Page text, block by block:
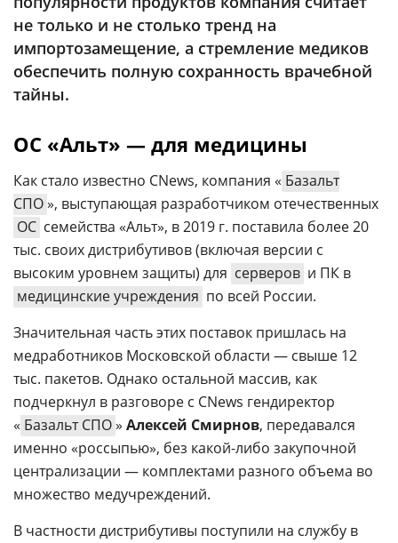
Об
издании
Вакансии
Max
Telegram
VK
Rutube
не только и не столько тренд на
импортозамещение, а стремление медиков
обеспечить полную сохранность врачебной
тайны.
ОС «Альт» — для медицины
Как стало известно CNews, компания « Базальт
СПО», выступающая разработчиком отечественных
ОС семейства «Альт», в 2019 г. поставила более 20
тыс. своих дистрибутивов (включая версии с
высоким уровнем защиты) для серверов и ПК в
медицинские учреждения по всей России.
Значительная часть этих поставок пришлась на
медработников Московской области — свыше 12
тыс. пакетов. Однако остальной массив, как
подчеркнул в разговоре с CNews гендиректор
« Базальт СПО» Алексей Смирнов, передавался
именно «россыпью», без какой-либо закупочной
централизации — комплектами разного объема во
множество медучреждений.
В частности дистрибутивы поступили на службу в